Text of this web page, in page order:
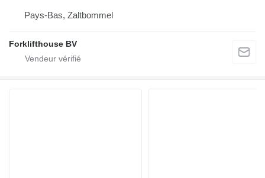
Pays-Bas, Zaltbommel
Forklifthouse BV